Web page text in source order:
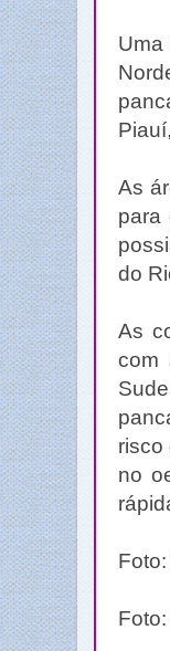
As
para
do
As
com
risco
no